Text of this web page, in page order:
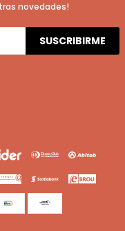
novedades!
SUSCRIBIRME